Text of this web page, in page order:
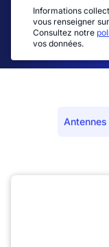
Informations
vous renseigner
Consultez notre
vos données.
Antennes